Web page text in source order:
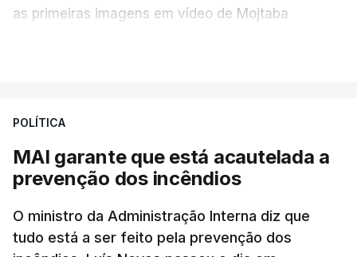
as primeiras imagens em vídeo de Mojtaba
Mehr na rede social Telegram, como aquilo que
israelita, que nos últimos tempos vem dando conta
de que o líder supremo iraniano estará em estado
crítico na sequência do bombardeamento que no
último dia de fevereiro passado matou o pai, o
ayatollah Ali Khamenei, e outros membros da
POLÍTICA
MAI garante que está acautelada a
prevenção dos incêndios
O ministro da Administração Interna diz que
tudo está a ser feito pela prevenção dos